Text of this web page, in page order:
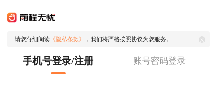
请您仔细阅读 《隐私条款》 ，我们将严格按照协议为您服务。
手机号登录/注册 账号密码登录